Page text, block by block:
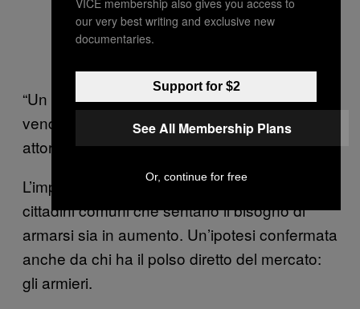
“Un tempo solo il 5 per cento delle armi era
venduto per difesa personale. Oggi siamo
attorno al 15-18 per cento”
L’impressione, però, è che il numero di
cittadini comuni che sentano il bisogno di
armarsi sia in aumento. Un’ipotesi confermata
anche da chi ha il polso diretto del mercato:
gli armieri.
our very best writing and exclusive new
documentaries.
Support for $2
See All Membership Plans
Or, continue for free